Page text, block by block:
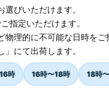
びいただけます。
指定いただけます。
物理的に不可能な日時を
にて出荷します。
時 16時〜18時 18時